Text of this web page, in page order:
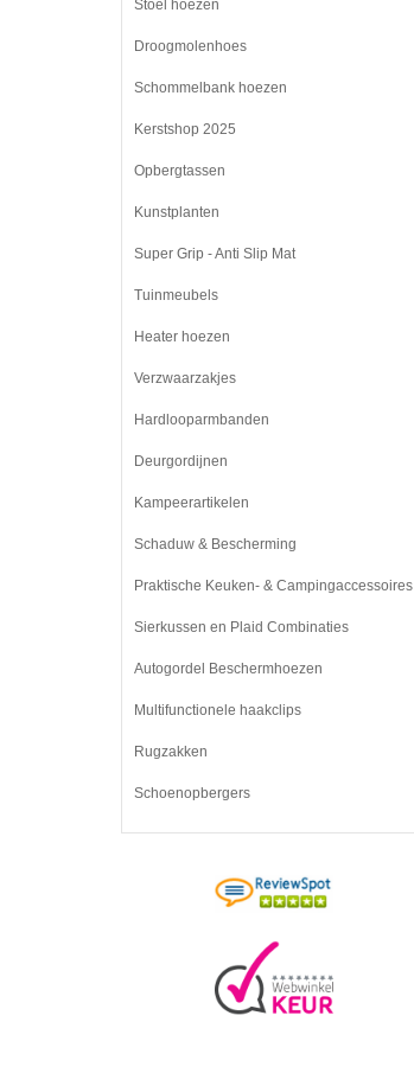
Stoel hoezen
Droogmolenhoes
Schommelbank hoezen
Kerstshop 2025
Opbergtassen
Kunstplanten
Super Grip - Anti Slip Mat
Tuinmeubels
Heater hoezen
Verzwaarzakjes
Hardlooparmbanden
Deurgordijnen
Kampeerartikelen
Schaduw & Bescherming
Praktische Keuken- & Campingaccessoires
Sierkussen en Plaid Combinaties
Autogordel Beschermhoezen
Multifunctionele haakclips
Rugzakken
Schoenopbergers